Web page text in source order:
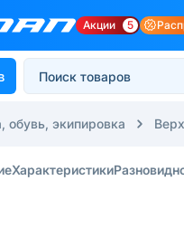
Акции 5
обувь, экипировка
Характеристики